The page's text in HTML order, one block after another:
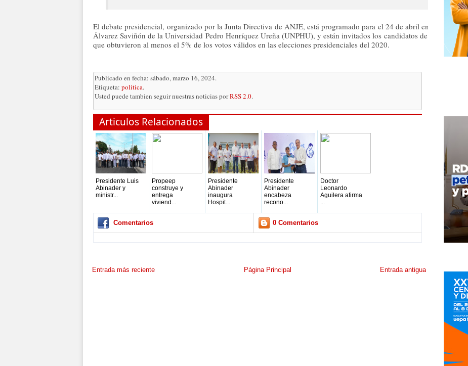
El debate presidencial, organizado por la Junta Directiva de ANJE, está programado para el 24 de abril en el
Álvarez Saviñón de la Universidad Pedro Henríquez Ureña (UNPHU), y están invitados los candidatos de los
que obtuvieron al menos el 5% de los votos válidos en las elecciones presidenciales del 2020.
Publicado en fecha: sábado, marzo 16, 2024.
Etiqueta: politica.
Usted puede tambien seguir nuestras noticias porRSS 2.0.
Articulos Relacionados
Presidente Luis
Abinader y
ministr...
Propeep
construye y
entrega
viviend...
Presidente
Abinader
inaugura
Hospit...
Presidente
Abinader
encabeza
recono...
Doctor
Leonardo
Aguilera afirma
Comentarios 0 Comentarios
Entrada más reciente Entrada antigua
Página Principal